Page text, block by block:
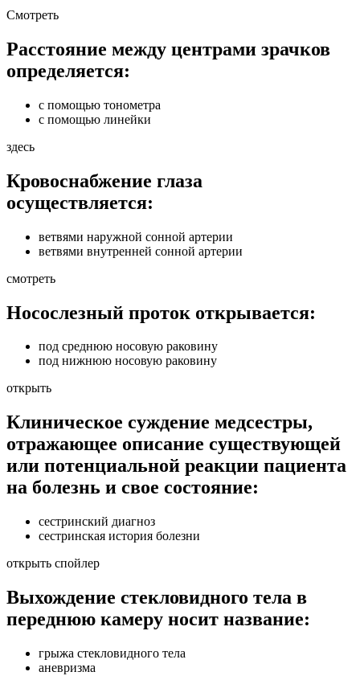
Смотреть
Расстояние между центрами зрачков
определяется:
с помощью тонометра
с помощью линейки
здесь
Кровоснабжение глаза
осуществляется:
ветвями наружной сонной артерии
ветвями внутренней сонной артерии
смотреть
Носослезный проток открывается:
под среднюю носовую раковину
под нижнюю носовую раковину
открыть
Клиническое суждение медсестры,
отражающее описание существующей
или потенциальной реакции пациента
на болезнь и свое состояние:
сестринский диагноз
сестринская история болезни
открыть спойлер
Выхождение стекловидного тела в
переднюю камеру носит название:
грыжа стекловидного тела
аневризма